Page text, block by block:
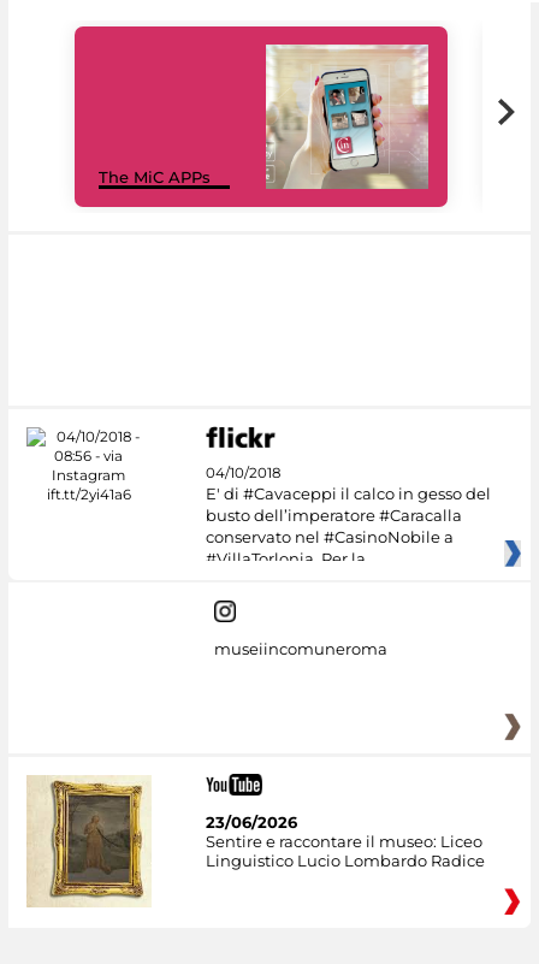
The MiC APPs
04/10/2018
E' di #Cavaceppi il calco in gesso del
busto dell’imperatore #Caracalla
conservato nel #CasinoNobile a
#VillaTorlonia. Per la
museiincomuneroma
23/06/2026
Sentire e raccontare il museo: Liceo
Linguistico Lucio Lombardo Radice